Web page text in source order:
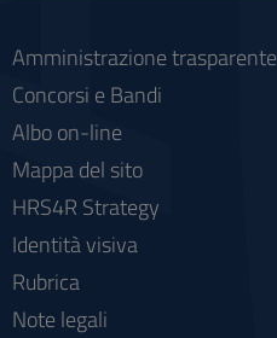
Amministrazione trasparente
Concorsi e Bandi
Albo on-line
Mappa del sito
HRS4R Strategy
Identità visiva
Rubrica
Note legali